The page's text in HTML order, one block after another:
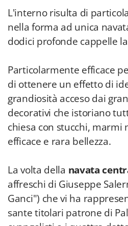
L'interno risulta di
nella forma ad unica
dodici profonde cappelle
Particolarmente efficace
di ottenere un effetto di
grandiosità acceso dai
decorativi che istoriano
chiesa con stucchi, marmi
efficace e rara bellezza.
La volta della navata
affreschi di Giuseppe
Ganci") che vi ha
sante titolari patrone di